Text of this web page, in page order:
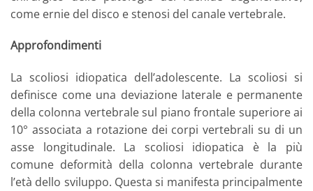
come ernie del disco e stenosi del canale vertebrale.
Approfondimenti
La scoliosi idiopatica dell’adolescente. La scoliosi si
definisce come una deviazione laterale e permanente
della colonna vertebrale sul piano frontale superiore ai
10° associata a rotazione dei corpi vertebrali su di un
asse longitudinale. La scoliosi idiopatica è la più
comune deformità della colonna vertebrale durante
l’età dello sviluppo. Questa si manifesta principalmente